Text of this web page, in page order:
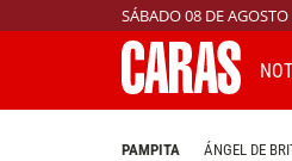
SÁBADO 08 DE
PAMPITA ÁNGEL DE